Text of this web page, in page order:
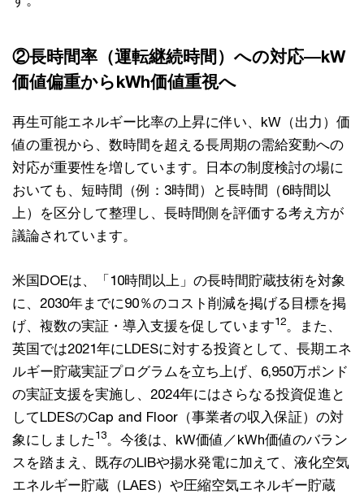
②長時間率（運転継続時間）への対応―kW
価値偏重からkWh価値重視へ
再生可能エネルギー比率の上昇に伴い、kW（出力）価
値の重視から、数時間を超える長周期の需給変動への
対応が重要性を増しています。日本の制度検討の場に
おいても、短時間（例：3時間）と長時間（6時間以
上）を区分して整理し、長時間側を評価する考え方が
議論されています。
米国DOEは、「10時間以上」の長時間貯蔵技術を対象
に、2030年までに90％のコスト削減を掲げる目標を掲
げ、複数の実証・導入支援を促しています12。また、
英国では2021年にLDESに対する投資として、長期エネ
ルギー貯蔵実証プログラムを立ち上げ、6,950万ポンド
の実証支援を実施し、2024年にはさらなる投資促進と
してLDESのCap and Floor（事業者の収入保証）の対
象にしました13。今後は、kW価値／kWh価値のバラン
スを踏まえ、既存のLIBや揚水発電に加えて、液化空気
エネルギー貯蔵（LAES）や圧縮空気エネルギー貯蔵